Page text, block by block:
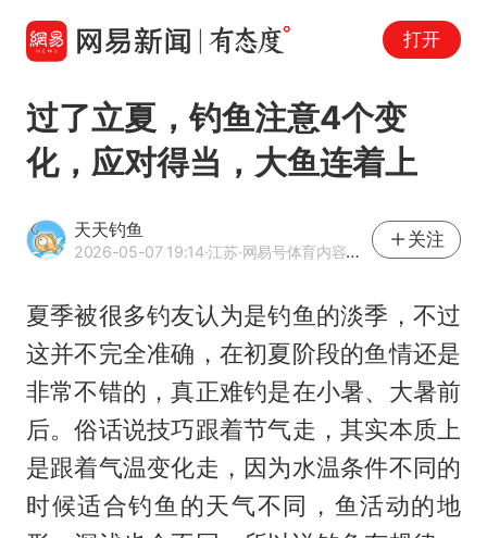
打开
过了立夏，钓鱼注意4个变
化，应对得当，大鱼连着上
天天钓鱼
2026-05-07 19:14·江苏·网易号体育内容作者
关注
夏季被很多钓友认为是钓鱼的淡季，不过
这并不完全准确，在初夏阶段的鱼情还是
非常不错的，真正难钓是在小暑、大暑前
后。俗话说技巧跟着节气走，其实本质上
是跟着气温变化走，因为水温条件不同的
时候适合钓鱼的天气不同，鱼活动的地